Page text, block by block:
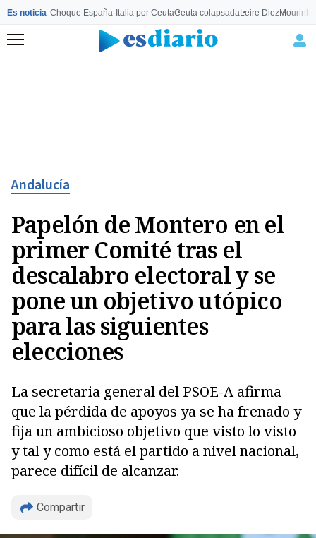
Es noticia Choque España-Italia por CeutaCeuta colapsadaLeire Diez
Menú
Andalucía
Papelón de Montero en el
primer Comité tras el
descalabro electoral y se
pone un objetivo utópico
para las siguientes
elecciones
La secretaria general del PSOE-A afirma
que la pérdida de apoyos ya se ha frenado y
fija un ambicioso objetivo que visto lo visto
y tal y como está el partido a nivel nacional,
parece difícil de alcanzar.
Compartir